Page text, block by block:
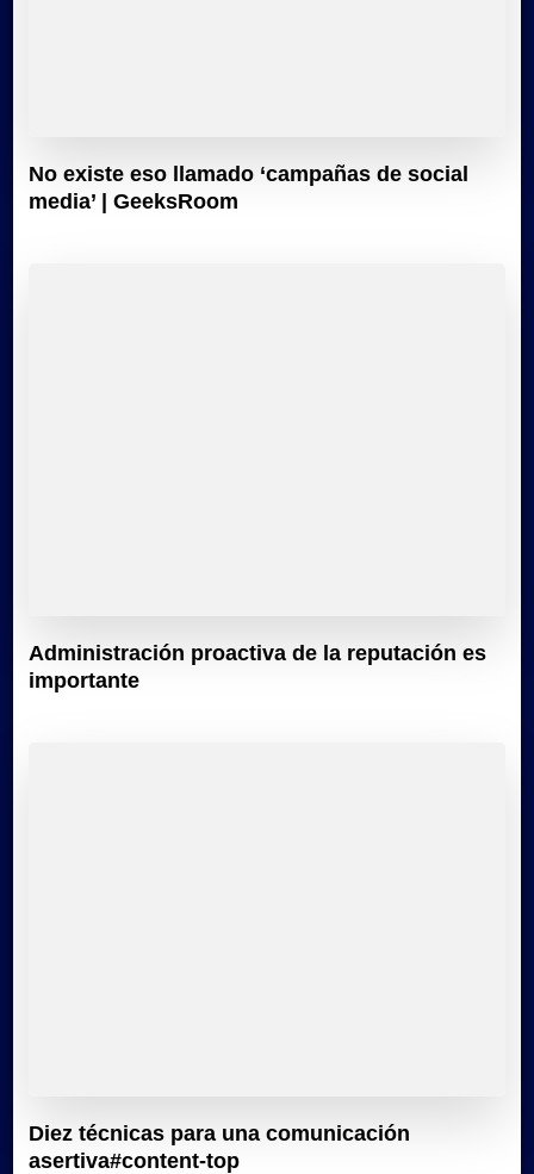
No existe eso llamado ‘campañas de social
media’ | GeeksRoom
Administración proactiva de la reputación es
importante
Diez técnicas para una comunicación
asertiva#content-top